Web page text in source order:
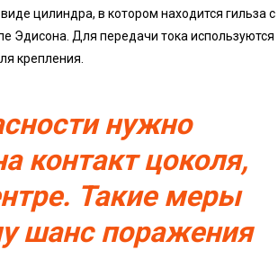
цилиндра, в котором находится гильза с
Эдисона. Для передачи тока используются
крепления.
нужно
контакт цоколя,
Такие меры
шанс поражения